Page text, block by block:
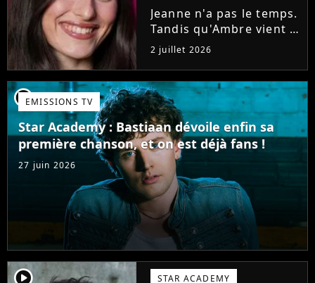
Jeanne n'a pas le temps.
Tandis qu'Ambre vient à
peine de dévoiler son
premier single, l'ex-
candidate de la Star
Academy s'apprête à
sortir un troisième titre
(Les règles) et vient...
2 juillet 2026
player2EMISSIONS TV
Star Academy : Bastiaan dévoile enfin sa
première chanson, et on est déjà fans !
27 juin 2026
player2 STAR ACADEMY